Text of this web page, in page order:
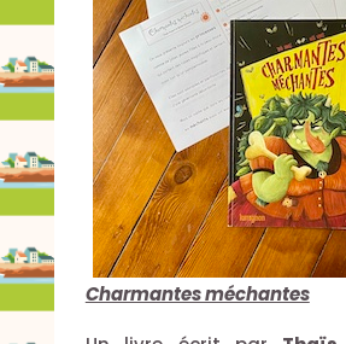
Charmantes méchantes